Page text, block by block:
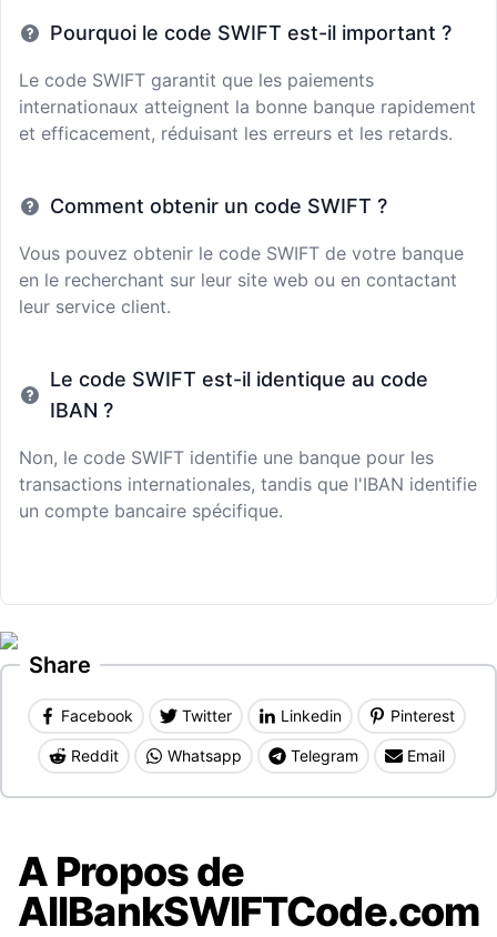
Pourquoi le code SWIFT est-il important ?
Le code SWIFT garantit que les paiements
internationaux atteignent la bonne banque rapidement
et efficacement, réduisant les erreurs et les retards.
Comment obtenir un code SWIFT ?
Vous pouvez obtenir le code SWIFT de votre banque
en le recherchant sur leur site web ou en contactant
leur service client.
Le code SWIFT est-il identique au code
IBAN ?
Non, le code SWIFT identifie une banque pour les
transactions internationales, tandis que l'IBAN identifie
un compte bancaire spécifique.
Share
Facebook Twitter Linkedin Pinterest
Reddit Whatsapp Telegram Email
A Propos de
AllBankSWIFTCode.com